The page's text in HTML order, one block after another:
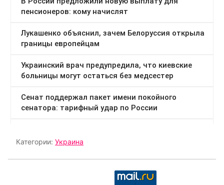
Категории: Украина